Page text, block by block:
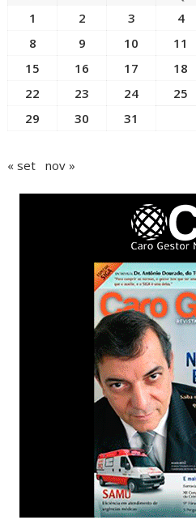
1
2 3 4
8
9 10 11
15
16 17 18
22
23 24 25
29
30 31
« set nov »